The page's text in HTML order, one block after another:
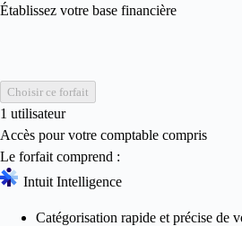
Établissez votre base financière
Choisir ce forfait
1 utilisateur
Accès pour votre comptable compris
Le forfait comprend :
Intuit Intelligence
Catégorisation rapide et précise de